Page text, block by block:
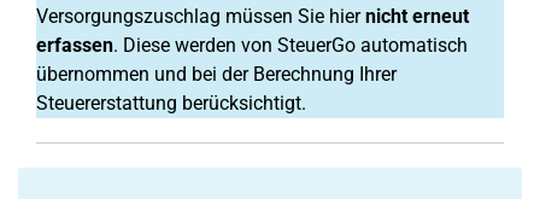
Versorgungszuschlag müssen Sie hiernicht erneut
erfassen. Diese werden von SteuerGo automatisch
übernommen und bei der Berechnung Ihrer
Steuererstattung berücksichtigt.